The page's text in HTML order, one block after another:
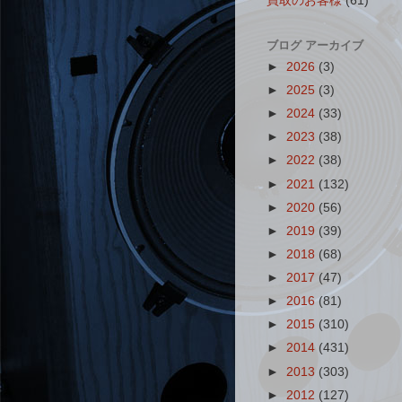
ブログ アーカイブ
► 2026 (3)
► 2025 (3)
► 2024 (33)
► 2023 (38)
► 2022 (38)
► 2021 (132)
► 2020 (56)
► 2019 (39)
► 2018 (68)
► 2017 (47)
► 2016 (81)
► 2015 (310)
► 2014 (431)
► 2013 (303)
► 2012 (127)